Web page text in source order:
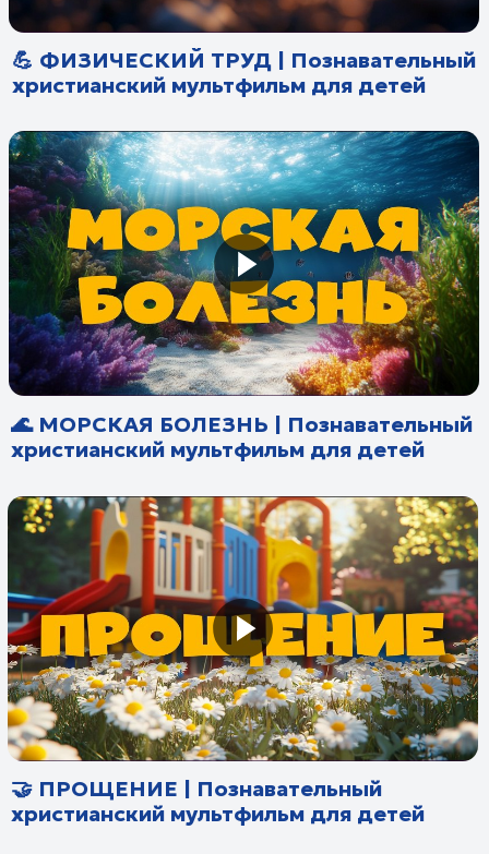
😴 ОТДЫХ | Познавательный
христианский мультфильм для детей
⚖️ БАЛАНС | Познавательный
христианский мультфильм для детей
🤝 ПРОЩЕНИЕ | Познавательный
христианский мультфильм для детей
🌊 МОРСКАЯ БОЛЕЗНЬ | Познавательный
христианский мультфильм для детей